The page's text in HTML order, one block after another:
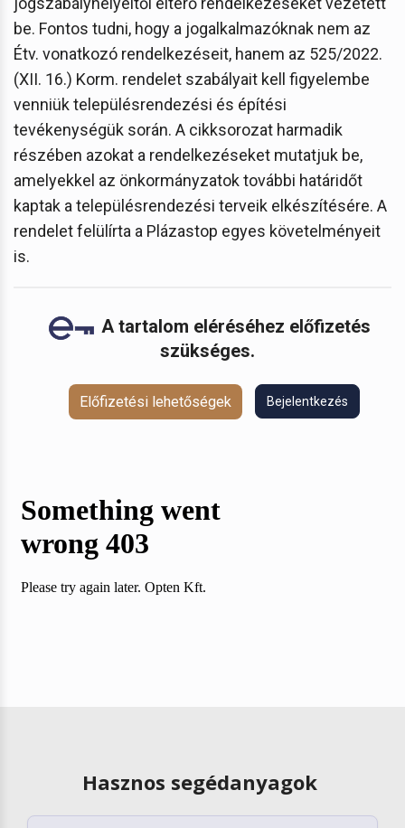
be. Fontos tudni, hogy a jogalkalmazóknak nem az
Étv. vonatkozó rendelkezéseit, hanem az 525/2022.
(XII. 16.) Korm. rendelet szabályait kell figyelembe
venniük településrendezési és építési
tevékenységük során. A cikksorozat harmadik
részében azokat a rendelkezéseket mutatjuk be,
amelyekkel az önkormányzatok további határidőt
kaptak a településrendezési terveik elkészítésére. A
rendelet felülírta a Plázastop egyes követelményeit
is.
A tartalom eléréséhez előfizetés
szükséges.
Előfizetési lehetőségek Bejelentkezés
Hasznos segédanyagok